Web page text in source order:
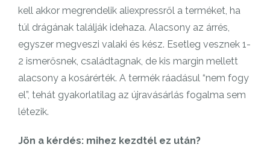
kell akkor megrendelik aliexpressről a terméket, ha
túl drágának találják idehaza. Alacsony az árrés,
egyszer megveszi valaki és kész. Esetleg vesznek 1-
2 ismerősnek, családtagnak, de kis margin mellett
alacsony a kosárérték. A termék ráadásul “nem fogy
el”, tehát gyakorlatilag az újravásárlás fogalma sem
létezik.
Jön a kérdés: mihez kezdtél ez után?